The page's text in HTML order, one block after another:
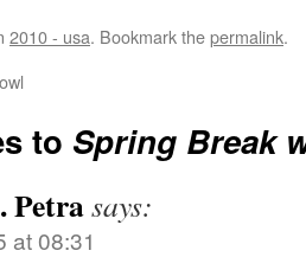
2010 - usa. Bookmark thepermalink.
to Spring Break
Petrasays:
at 08:31